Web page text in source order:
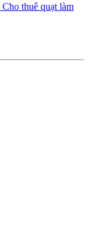
Cho thuê quạt làm